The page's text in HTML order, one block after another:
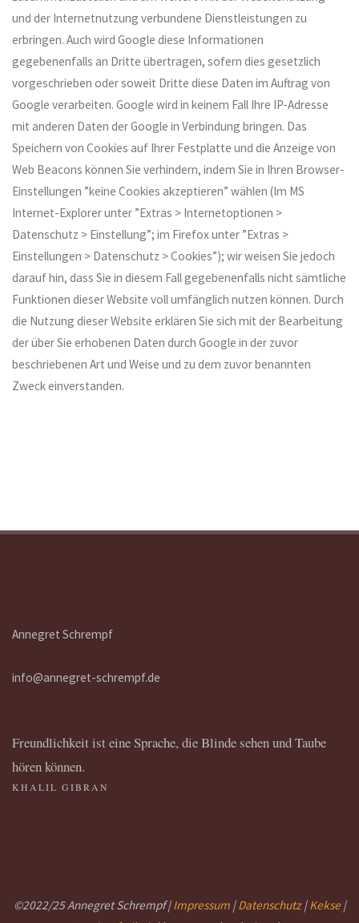
und der Internetnutzung verbundene Dienstleistungen zu
erbringen. Auch wird Google diese Informationen
gegebenenfalls an Dritte übertragen, sofern dies gesetzlich
vorgeschrieben oder soweit Dritte diese Daten im Auftrag von
Google verarbeiten. Google wird in keinem Fall Ihre IP-Adresse
mit anderen Daten der Google in Verbindung bringen. Das
Speichern von Cookies auf Ihrer Festplatte und die Anzeige von
Web Beacons können Sie verhindern, indem Sie in Ihren Browser-
Einstellungen ”keine Cookies akzeptieren” wählen (Im MS
Internet-Explorer unter ”Extras > Internetoptionen >
Datenschutz > Einstellung”; im Firefox unter ”Extras >
Einstellungen > Datenschutz > Cookies”); wir weisen Sie jedoch
darauf hin, dass Sie in diesem Fall gegebenenfalls nicht sämtliche
Funktionen dieser Website voll umfänglich nutzen können. Durch
die Nutzung dieser Website erklären Sie sich mit der Bearbeitung
der über Sie erhobenen Daten durch Google in der zuvor
beschriebenen Art und Weise und zu dem zuvor benannten
Zweck einverstanden.
Annegret Schrempf
info@annegret-schrempf.de
Freundlichkeit ist eine Sprache, die Blinde sehen und Taube
hören können.
KHALIL GIBRAN
©2022/25 Annegret Schrempf |Impressum|Datenschutz|Kekse|